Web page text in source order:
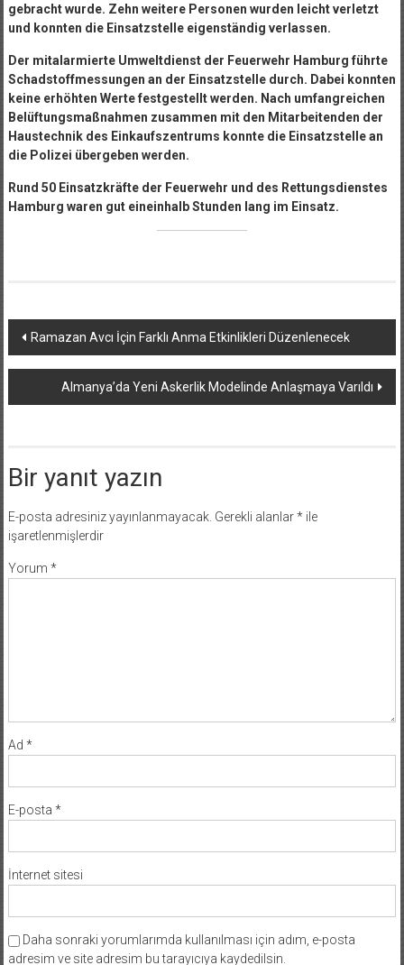
gebracht wurde. Zehn weitere Personen wurden leicht verletzt
und konnten die Einsatzstelle eigenständig verlassen.
Der mitalarmierte Umweltdienst der Feuerwehr Hamburg führte
Schadstoffmessungen an der Einsatzstelle durch. Dabei konnten
keine erhöhten Werte festgestellt werden. Nach umfangreichen
Belüftungsmaßnahmen zusammen mit den Mitarbeitenden der
Haustechnik des Einkaufszentrums konnte die Einsatzstelle an
die Polizei übergeben werden.
Rund 50 Einsatzkräfte der Feuerwehr und des Rettungsdienstes
Hamburg waren gut eineinhalb Stunden lang im Einsatz.
Yazı
dolaşımı
Ramazan Avcı İçin Farklı Anma Etkinlikleri Düzenlenecek
Almanya’da Yeni Askerlik Modelinde Anlaşmaya Varıldı
Bir yanıt yazın
E-posta adresiniz yayınlanmayacak. Gerekli alanlar*ile
işaretlenmişlerdir
Yorum *
Ad *
E-posta *
İnternet sitesi
Daha sonraki yorumlarımda kullanılması için adım, e-posta
adresim ve site adresim bu tarayıcıya kaydedilsin.